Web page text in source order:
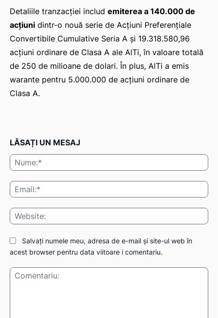
Detaliile tranzacției includ emiterea a 140.000 de
acțiuni dintr-o nouă serie de Acțiuni Preferențiale
Convertibile Cumulative Seria A și 19.318.580,96
acțiuni ordinare de Clasa A ale AlTi, în valoare totală
de 250 de milioane de dolari. În plus, AlTi a emis
warante pentru 5.000.000 de acțiuni ordinare de
Clasa A.
LĂSAȚI UN MESAJ
Salvați numele meu, adresa de e-mail și site-ul web în
acest browser pentru data viitoare i comentariu.